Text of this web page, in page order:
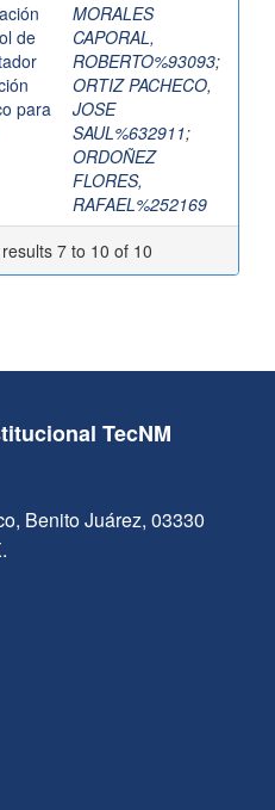
de
para
MORALES
CAPORAL,
ROBERTO%93093;
ORTIZ PACHECO,
JOSE
SAUL%632911;
ORDOÑEZ
FLORES,
RAFAEL%252169
7 to 10 of 10
TecNM
Benito Juárez, 03330